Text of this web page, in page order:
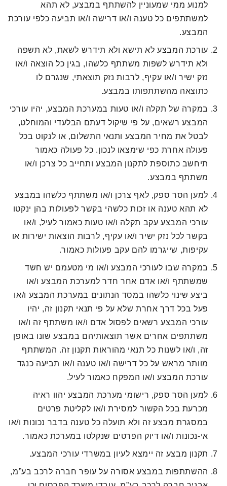
למנוע ממי שמעוניין להשתתף במבצע, לא תהא
למשתתפים כל טענה ו/או דרישה ו/או תביעה כלפי עורכת
המבצע.
עורכת המבצע לא תישא ולא תידרש לשאת, לא תשפה
ולא תידרש לשפות משתתף כלשהו, בגין כל הוצאה ו/או
נזק ישיר ו/או עקיף, לרבות נזק תוצאתי, שנגרם לו
כתוצאה מהשתתפותו במבצע.
במקרה של תקלה ו/או טעות במערכת המבצע, יהיו עורכי
המבצע רשאים, על פי שיקול דעתם הבלעדי והמוחלט,
לבטל את מחיר המבצע ותנאי התשלום, או לנקוט בכל
פעולה אחרת כפי שימצאו לנכון. כל פעולה כאמור
תיחשב כתוספת לתקנון המבצע ותחייב כל צרכן ו/או
משתתף במבצע.
למען הסר ספק, לאף צרכן ו/או משתתף כלשהו במבצע
לא תהא טענה או זכות כלשהי בקשר לפעולות בהן ינקטו
עורכי המבצע עקב תקלה ו/או טעות כאמור לעיל, ו/או
בקשר לכל נזק ישיר ו/או עקיף, לרבות הוצאות ישירות או
עקיפות, שייגרמו להם עקב פעולות כאמור.
במקרה שבו לעורכי המבצע ו/או מי מטעמם יש חשד
שמשתתף ו/או אדם אחר חדר למערכת המבצע ו/או
ביצע שינוי כלשהו במסד הנתונים במערכת המבצע ו/או
פעל בכל דרך אחרת שלא על פי תנאי תקנון זה, יהיו
עורכי המבצע רשאים לפסול אדם ו/או משתתף זה ו/או
משתתפים אחרים אשר תוצאותיהם במבצע שונו באופן
זה, ו/או לשנות כל תנאי מהוראות תקנון זה. המשתתף
מוותר מראש על כל דרישה ו/או טענה ו/או תביעה כנגד
עורכת המבצע ו/או המפקח כאמור לעיל.
למען הסר ספק, רישומי מערכת המבצע יהוו ראיה
מכרעת בכל הקשור למסירת ו/או לקליטת פרטים
במסגרת מבצע זה ולא תועלה כל טענה בדבר נכונות ו/או
אי-נכונות ו/או דיוק הפרטים שנקלטו במערכת כאמור.
תקנון מבצע זה יימצא לעיון במשרדי עורכי המבצע.
ההשתתפות במבצע אסורה על עופר חברה לרכב בע”מ,